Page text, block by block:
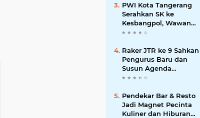
Tahu?
PWI Kota Tangerang
Serahkan SK ke
Kesbangpol, Wawan
Fauzi: Peran Media
hingga Fatal
Raker JTR ke 9 Sahkan
Pengurus Baru dan
Susun Agenda
Strategis 2026
Pendekar Bar & Resto
Jadi Magnet Pecinta
Kuliner dan Hiburan